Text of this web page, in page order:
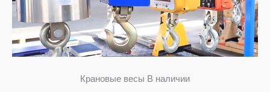
Крановые весы В наличии